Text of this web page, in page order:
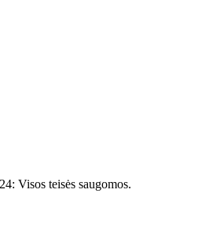
Visos teisės saugomos.